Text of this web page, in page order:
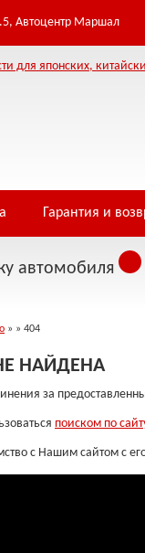
information - headers
404.php on line 3
Автоцентр Маршал
Гарантия и
автомобиля
» » 404
НАЙДЕНА
за
поиском по
с Нашим сайтом с